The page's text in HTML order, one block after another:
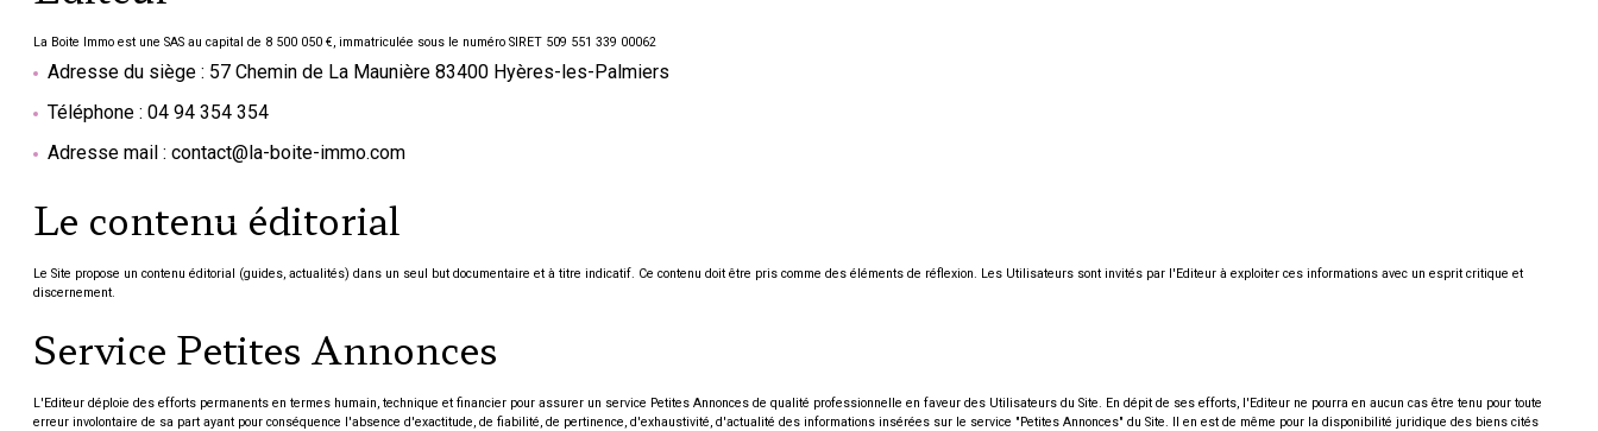
La Boite Immo est une SAS au capital de 8 500 050 €, immatriculée sous le numéro SIRET 509 551 339 00062
Adresse du siège : 57 Chemin de La Maunière 83400 Hyères-les-Palmiers
Téléphone : 04 94 354 354
Adresse mail : contact@la-boite-immo.com
Le contenu éditorial
Le Site propose un contenu éditorial (guides, actualités) dans un seul but documentaire et à titre indicatif. Ce contenu doit être pris comme des éléments de réflexion. Les Utilisateurs sont invités par l'Editeur à exploiter ces informations avec un esprit critique et
discernement.
Service Petites Annonces
L'Editeur déploie des efforts permanents en termes humain, technique et financier pour assurer un service Petites Annonces de qualité professionnelle en faveur des Utilisateurs du Site. En dépit de ses efforts, l'Editeur ne pourra en aucun cas être tenu pour toute
erreur involontaire de sa part ayant pour conséquence l'absence d'exactitude, de fiabilité, de pertinence, d'exhaustivité, d'actualité des informations insérées sur le service "Petites Annonces" du Site. Il en est de même pour la disponibilité juridique des biens cités